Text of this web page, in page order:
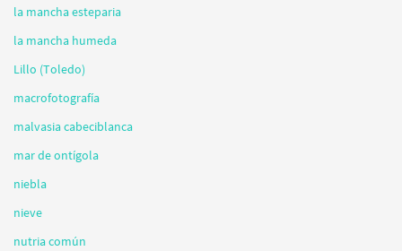
la mancha esteparia
la mancha humeda
Lillo (Toledo)
macrofotografía
malvasia cabeciblanca
mar de ontígola
niebla
nieve
nutria común